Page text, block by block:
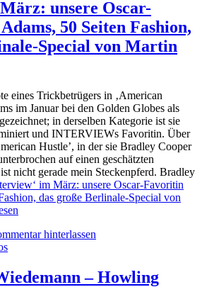
unsere Oscar-
50 Seiten Fashion,
Special von Martin
eines Trickbetrügers in ‚American
im Januar bei den Golden Globes als
in derselben Kategorie ist sie
und INTERVIEWs Favoritin. Über
Hustle’, in der sie Bradley Cooper
auf einen geschätzten
nicht gerade mein Steckenpferd. Bradley
im März: unsere Oscar-Favoritin
das große Berlinale-Special von
hinterlassen
– Howling